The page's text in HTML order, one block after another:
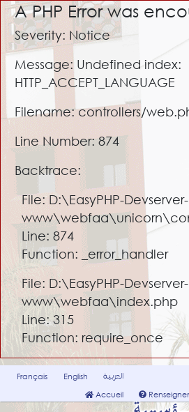
A PHP Error was
Severity: Notice
Message: Undefined index:
HTTP_ACCEPT_LANGUAGE
Filename: controllers/
Line Number: 874
Backtrace:
File: D:\EasyPHP-
Line: 874
Function: _error_handler
File: D:\EasyPHP-
www\webfaa\index.php
Line: 315
Function: require_once
Français English
العربية
Accueil